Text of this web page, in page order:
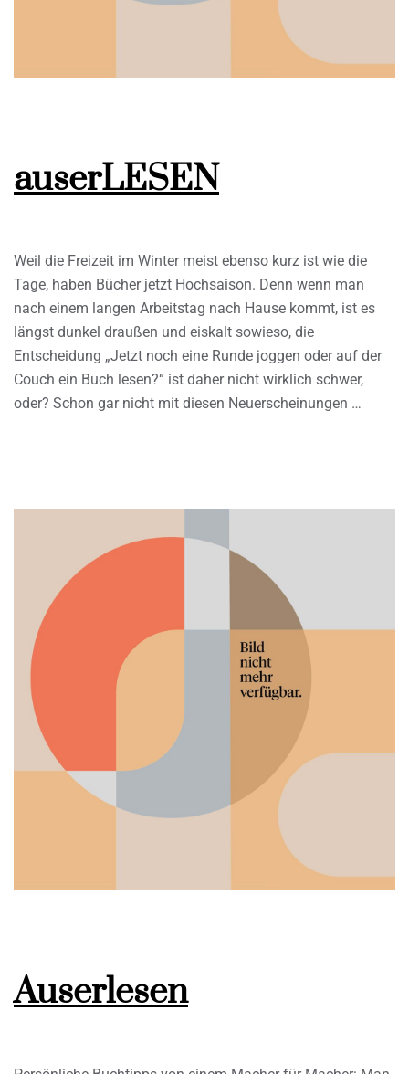
auserLESEN
Weil die Freizeit im Winter meist ebenso kurz ist wie die
Tage, haben Bücher jetzt Hochsaison. Denn wenn man
nach einem langen Arbeitstag nach Hause kommt, ist es
längst dunkel draußen und eiskalt sowieso, die
Entscheidung „Jetzt noch eine Runde joggen oder auf der
Couch ein Buch lesen?“ ist daher nicht wirklich schwer,
oder? Schon gar nicht mit diesen Neuerscheinungen …
Auserlesen